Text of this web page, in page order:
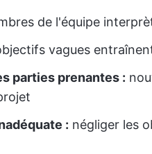
de l'équipe
vagues
parties prenantes :
: négliger les